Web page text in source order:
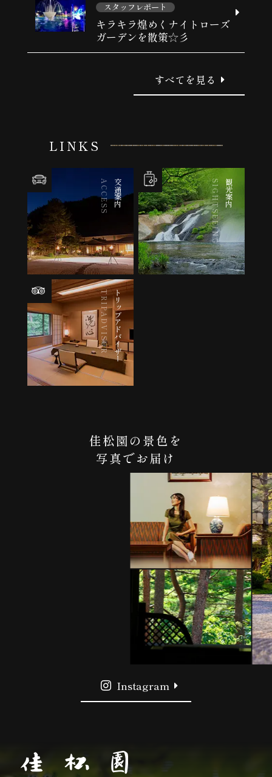
スタッフレポート
キラキラ煌めくナイトローズ
ガーデンを散策☆彡
すべてを見る
LINKS
交通案内
ACCESS 観光案内
SIGHTSEEING
トリップアドバイザー
TRIPADVISOR
佳松園の景色を
写真でお届け
Instagram